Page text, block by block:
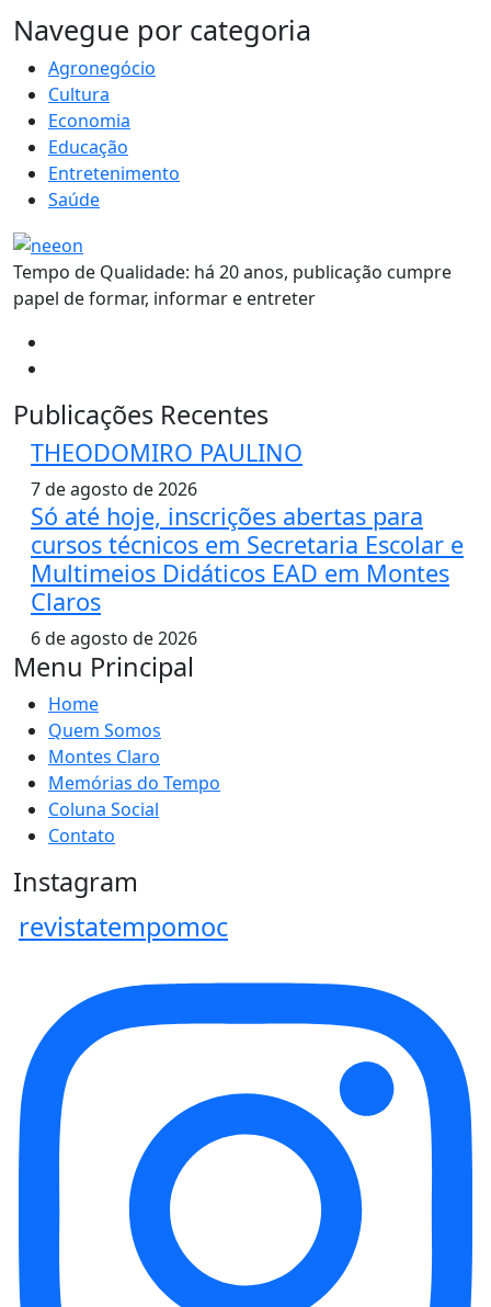
MAIS VISTOS
Navegue por categoria
Agronegócio
Cultura
Economia
Educação
Entretenimento
Saúde
Tempo de Qualidade: há 20 anos, publicação cumpre
papel de formar, informar e entreter
Publicações Recentes
THEODOMIRO PAULINO
7 de agosto de 2026
Só até hoje, inscrições abertas para
cursos técnicos em Secretaria Escolar e
Multimeios Didáticos EAD em Montes
Claros
6 de agosto de 2026
Menu Principal
Home
Quem Somos
Montes Claro
Memórias do Tempo
Coluna Social
Contato
Instagram
revistatempomoc